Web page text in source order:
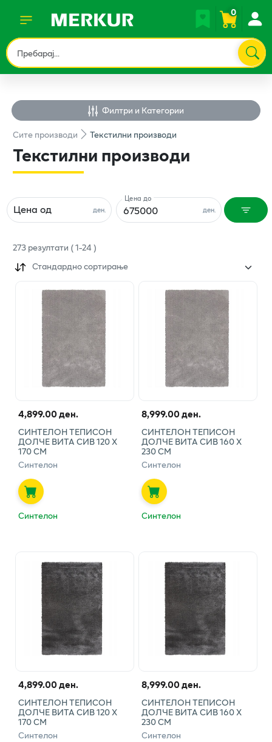
0
Филтри и Категории
Ситепроизводи Текстилни производи
Текстилни производи
ден.
Цена од ден.
Цена до
273резултати (1-24)
Стандардно сортирање
4,899.00 ден.
СИНТЕЛОН ТЕПИСОН
ДОЛЧЕ ВИТА СИВ 120 Х
170 СМ
Синтелон
Синтелон
8,999.00 ден.
СИНТЕЛОН ТЕПИСОН
ДОЛЧЕ ВИТА СИВ 160 Х
230 СМ
Синтелон
Синтелон
4,899.00 ден.
СИНТЕЛОН ТЕПИСОН
ДОЛЧЕ ВИТА СИВ 120 Х
170 СМ
Синтелон
8,999.00 ден.
СИНТЕЛОН ТЕПИСОН
ДОЛЧЕ ВИТА СИВ 160 Х
230 СМ
Синтелон